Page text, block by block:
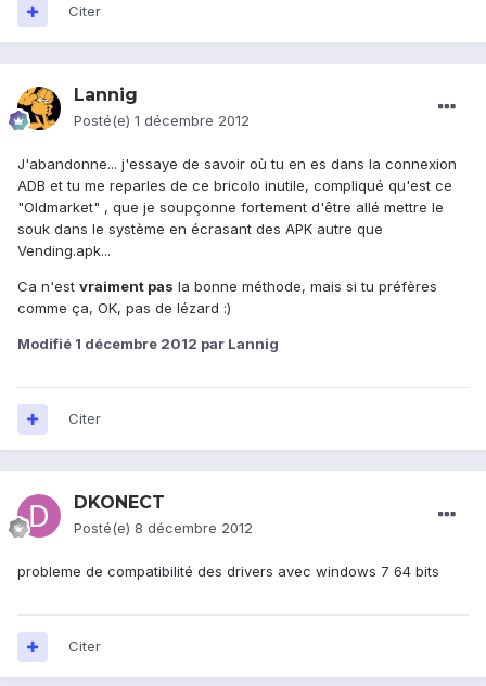
Citer
Lannig
Posté(e) 1 décembre 2012
J'abandonne... j'essaye de savoir où tu en es dans la connexion
ADB et tu me reparles de ce bricolo inutile, compliqué qu'est ce
"Oldmarket" , que je soupçonne fortement d'être allé mettre le
souk dans le système en écrasant des APK autre que
Vending.apk...
Ca n'est vraiment pas la bonne méthode, mais si tu préfères
comme ça, OK, pas de lézard :)
Modifié 1 décembre 2012 par Lannig
Citer
DKONECT
Posté(e) 8 décembre 2012
probleme de compatibilité des drivers avec windows 7 64 bits
Citer